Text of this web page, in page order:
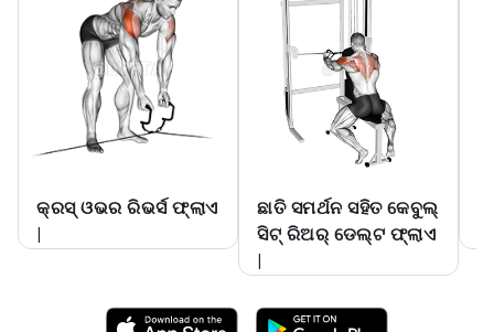
କ୍ରସ୍ ଓଭର ରିଭର୍ସ ଫ୍ଲାଏ
|
ଛାତି ସମର୍ଥନ ସହିତ କେବୁଲ୍
ସିଟ୍ ରିଅର୍ ଡେଲ୍ଟ ଫ୍ଲାଏ
|